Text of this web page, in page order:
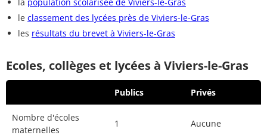
la population scolarisée de Viviers-le-Gras
le classement des lycées près de Viviers-le-Gras
les résultats du brevet à Viviers-le-Gras
Ecoles, collèges et lycées à Viviers-le-Gras
Publics Privés
Nombre d'écoles
maternelles
1 Aucune